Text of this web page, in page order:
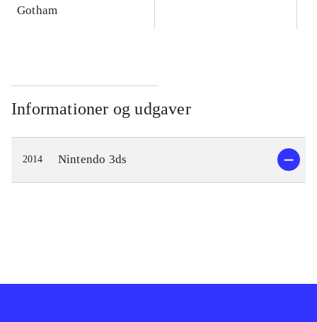
Gotham
Informationer og udgaver
2014 Nintendo 3ds